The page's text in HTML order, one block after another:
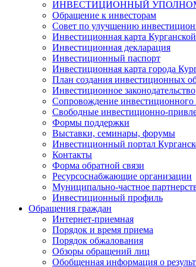
ИНВЕСТИЦИОННЫЙ
Обращение к инвесторам
Совет по улучшению
Инвестиционная карта
Инвестиционная декларация
Инвестиционный паспорт
Инвестиционная карта города
План создания инвестиционных
Инвестиционное законодательство
Сопровождение инвестиционного
Свободные инвестиционно-
Формы поддержки
Выставки, семинары, форумы
Инвестиционный портал
Контакты
Форма обратной связи
Ресурсоснабжающие организации
Муниципально-частное
Инвестиционный профиль
Обращения граждан
Интернет-приемная
Порядок и время приема
Порядок обжалования
Обзоры обращений лиц
Обобщенная информация о